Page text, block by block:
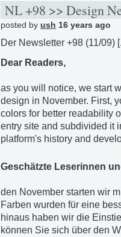
NL +98 >> Design
posted by ush 16 years ago
Der Newsletter +98 (11/09)
Dear Readers,
as you will notice, we start
design in November. First,
colors for better readability
entry site and subdivided it
platform's history and
Geschätzte Leserinnen
den November starten wir
Farben wurden für eine
hinaus haben wir die
können Sie sich über den